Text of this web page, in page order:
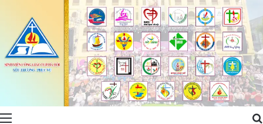
Menu